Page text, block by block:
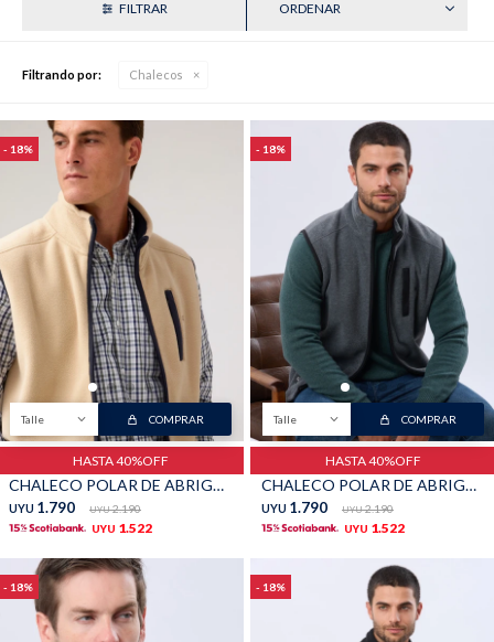
Filtrando por: Chalecos
18
Talle COMPRAR
HASTA 40%OFF
CHALECO POLAR DE ABRIGO - Beige
UYU 1.790 UYU 2.190
UYU 1.522
18
Talle COMPRAR
HASTA 40%OFF
CHALECO POLAR DE ABRIGO - Gris
UYU 1.790 UYU 2.190
UYU 1.522
18 18
Camisas
Buzos Pantalones
Camperas Chalecos
Canguros
Shorts